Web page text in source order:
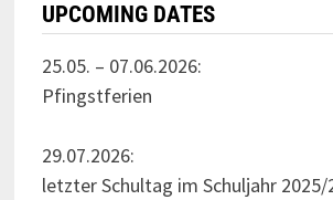
UPCOMING DATES
25.05. – 07.06.2026:
Pfingstferien
29.07.2026:
letzter Schultag im Schuljahr 2025/